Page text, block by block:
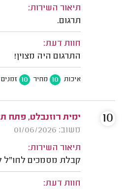
תיאור השירות:
תרגום.
חוות דעת:
התרגום היה מצוין!
איכות 10 מחיר 10 זמנים
ימית רוזנבלט, פתח
משוב: 01/06/2026
תיאור השירות:
קבלת מסמכים לחו"ל
חוות דעת:
10